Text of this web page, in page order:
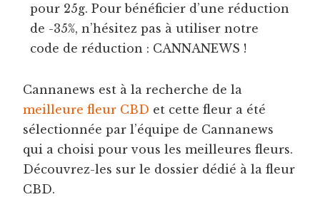
pour 25g. Pour bénéficier d’une réduction
de -35%, n’hésitez pas à utiliser notre
code de réduction : CANNANEWS !
Cannanews est à la recherche de la
meilleure fleur CBD et cette fleur a été
sélectionnée par l’équipe de Cannanews
qui a choisi pour vous les meilleures fleurs.
Découvrez-les sur le dossier dédié à la fleur
CBD.